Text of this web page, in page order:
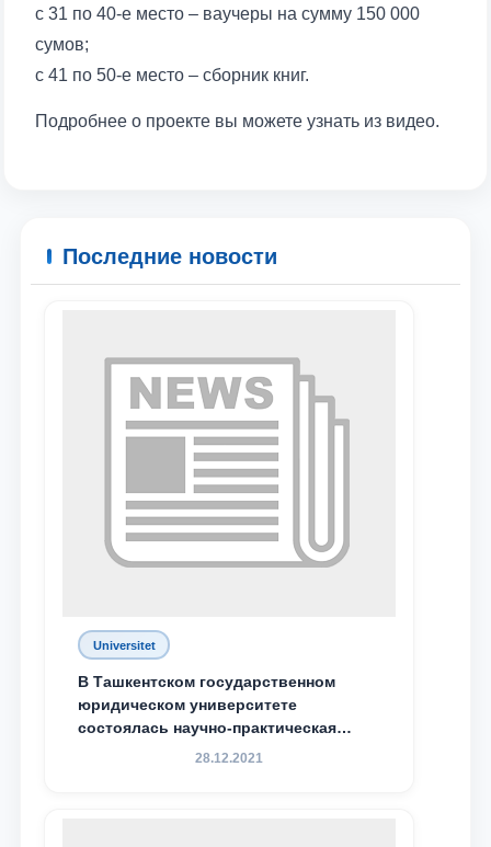
отправить
с 31 по 40-е место – ваучеры на сумму 150 000
сумов;
с 41 по 50-е место – сборник книг.
Подробнее о проекте вы можете узнать из видео.
Последние новости
Universitet
В Ташкентском государственном
юридическом университете
состоялась научно-практическая
конференция магистрантов
28.12.2021